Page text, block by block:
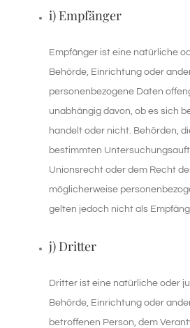
i) Empfänger
Empfänger ist eine natürliche
Behörde, Einrichtung oder
personenbezogene Daten
unabhängig davon, ob es sich
handelt oder nicht. Behörden,
bestimmten
Unionsrecht oder dem Recht
möglicherweise
gelten jedoch nicht als
j) Dritter
Dritter ist eine natürliche oder
Behörde, Einrichtung oder
betroffenen Person, dem